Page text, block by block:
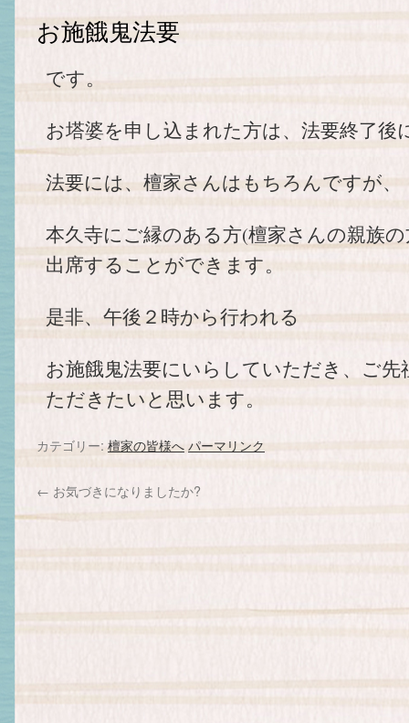
お施餓鬼法要
です。
お塔婆を申し込まれた方は、法要終了後
法要には、檀家さんはもちろんですが、
本久寺にご縁のある方(檀家さんの親族
出席することができます。
是非、午後２時から行われる
お施餓鬼法要にいらしていただき、ご
ただきたいと思います。
カテゴリー:檀家の皆様へパーマリンク
← お気づきになりましたか?